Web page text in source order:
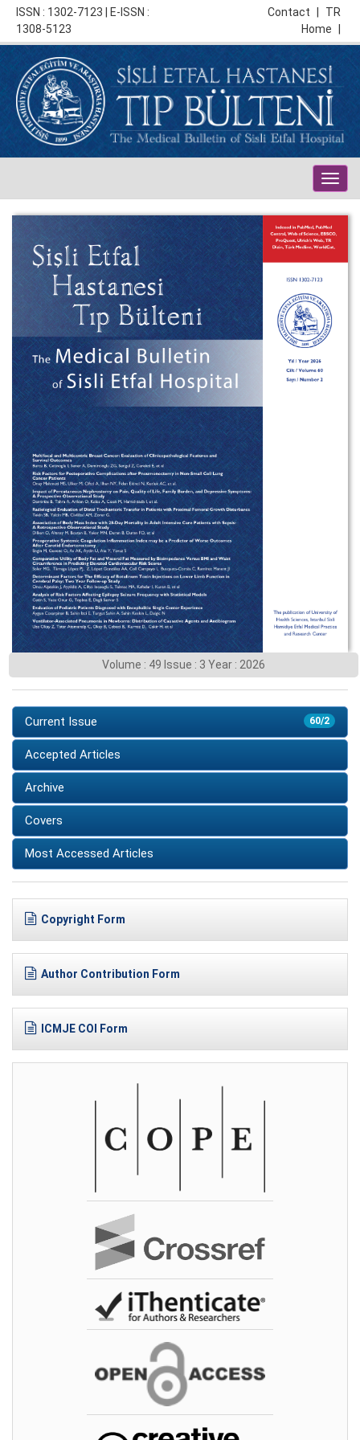
ISSN : 1302-7123 | E-ISSN :
1308-5123
TR
Contact
Home
Volume : 49 Issue : 3 Year : 2026
60/2
Current Issue
Accepted Articles
Archive
Covers
Most Accessed Articles
Copyright Form
Author Contribution Form
ICMJE COI Form